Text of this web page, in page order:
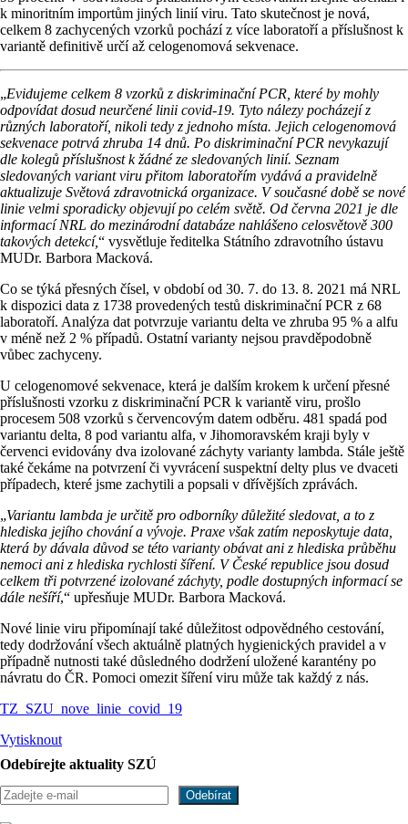
k minoritním importům jiných linií viru. Tato skutečnost je nová,
celkem 8 zachycených vzorků pochází z více laboratoří a příslušnost k
variantě definitivě určí až celogenomová sekvenace.
„Evidujeme celkem 8 vzorků z diskriminační PCR, které by mohly
odpovídat dosud neurčené linii covid-19. Tyto nálezy pocházejí z
různých laboratoří, nikoli tedy z jednoho místa. Jejich celogenomová
sekvenace potrvá zhruba 14 dnů. Po diskriminační PCR nevykazují
dle kolegů příslušnost k žádné ze sledovaných linií. Seznam
sledovaných variant viru přitom laboratořím vydává a pravidelně
aktualizuje Světová zdravotnická organizace. V současné době se nové
linie velmi sporadicky objevují po celém světě. Od června 2021 je dle
informací NRL do mezinárodní databáze nahlášeno celosvětově 300
takových detekcí,“ vysvětluje ředitelka Státního zdravotního ústavu
MUDr. Barbora Macková.
Co se týká přesných čísel, v období od 30. 7. do 13. 8. 2021 má NRL
k dispozici data z 1738 provedených testů diskriminační PCR z 68
laboratoří. Analýza dat potvrzuje variantu delta ve zhruba 95 % a alfu
v méně než 2 % případů. Ostatní varianty nejsou pravděpodobně
vůbec zachyceny.
U celogenomové sekvenace, která je dalším krokem k určení přesné
příslušnosti vzorku z diskriminační PCR k variantě viru, prošlo
procesem 508 vzorků s červencovým datem odběru. 481 spadá pod
variantu delta, 8 pod variantu alfa, v Jihomoravském kraji byly v
červenci evidovány dva izolované záchyty varianty lambda. Stále ještě
také čekáme na potvrzení či vyvrácení suspektní delty plus ve dvaceti
případech, které jsme zachytili a popsali v dřívějších zprávách.
„Variantu lambda je určitě pro odborníky důležité sledovat, a to z
hlediska jejího chování a vývoje. Praxe však zatím neposkytuje data,
která by dávala důvod se této varianty obávat ani z hlediska průběhu
nemoci ani z hlediska rychlosti šíření. V České republice jsou dosud
celkem tři potvrzené izolované záchyty, podle dostupných informací se
dále nešíří,“ upřesňuje MUDr. Barbora Macková.
Nové linie viru připomínají také důležitost odpovědného cestování,
tedy dodržování všech aktuálně platných hygienických pravidel a v
případně nutnosti také důsledného dodržení uložené karantény po
návratu do ČR. Pomoci omezit šíření viru může tak každý z nás.
TZ_SZU_nove_linie_covid_19
Vytisknout
Odebírejte aktuality SZÚ